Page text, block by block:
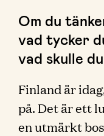
Om du
vad tycker
vad skulle
Finland är
på. Det är ett
en utmärkt